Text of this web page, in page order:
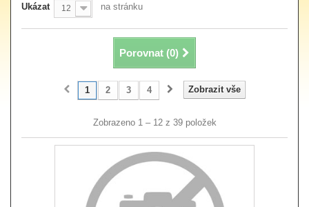
Ukázat 12 na stránku
Porovnat (0)
Zobrazit vše
1 2 3 4
Zobrazeno 1 – 12 z 39 položek